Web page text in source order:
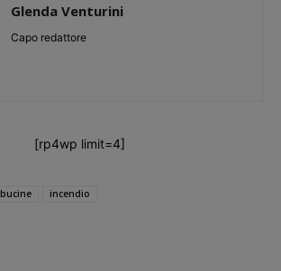
Glenda Venturini
Capo redattore
[rp4wp limit=4]
bucine incendio